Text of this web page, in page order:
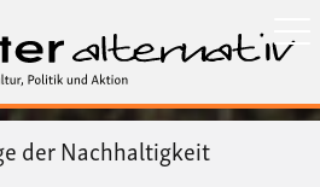
zum
Inhalt
der Nachhaltigkeit